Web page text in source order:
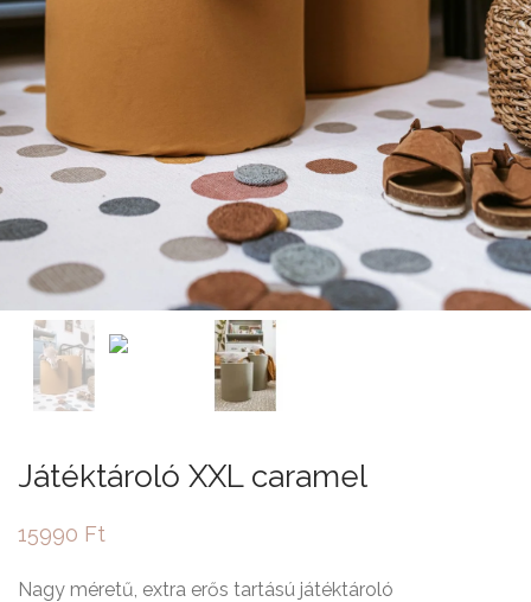
Játéktároló XXL caramel
15990 Ft
Nagy méretű, extra erős tartású játéktároló